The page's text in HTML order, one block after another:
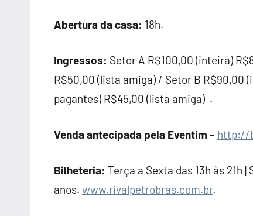
Abertura da casa: 18h.
Ingressos: Setor A R$100,00 (inteira)
R$50,00 (lista amiga) / Setor B R$90,00
pagantes) R$45,00 (lista amiga) .
Venda antecipada pela Eventim – http://
Bilheteria: Terça a Sexta das 13h às 21h
anos. www.rivalpetrobras.com.br.